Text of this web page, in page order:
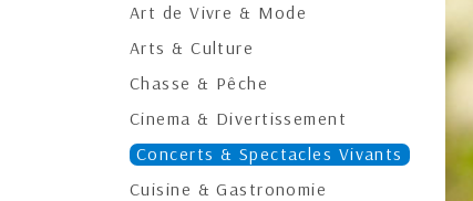
Art de Vivre & Mode
Arts & Culture
Chasse & Pêche
Cinema & Divertissement
Concerts & Spectacles Vivants
Cuisine & Gastronomie